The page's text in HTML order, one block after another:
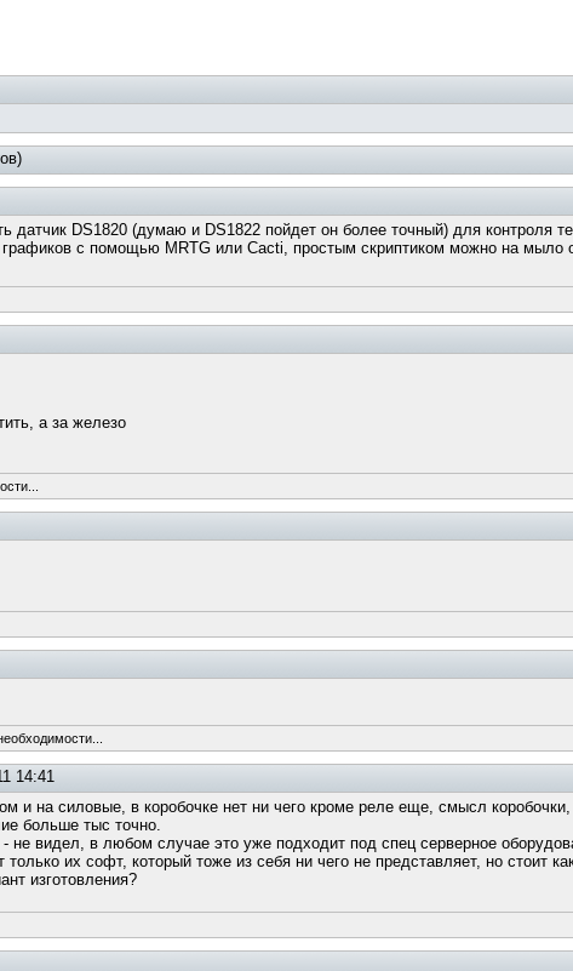
датчик DS1820 (думаю и DS1822 пойдет он более точный) для контроля
с помощью MRTG или Cacti, простым скриптиком можно на мыло
а за железо
14:41
и на силовые, в коробочке нет ни чего кроме реле еще, смысл
больше тыс точно.
видел, в любом случае это уже подходит под спец серверное
их софт, который тоже из себя ни чего не представляет, но стоит
изготовления?